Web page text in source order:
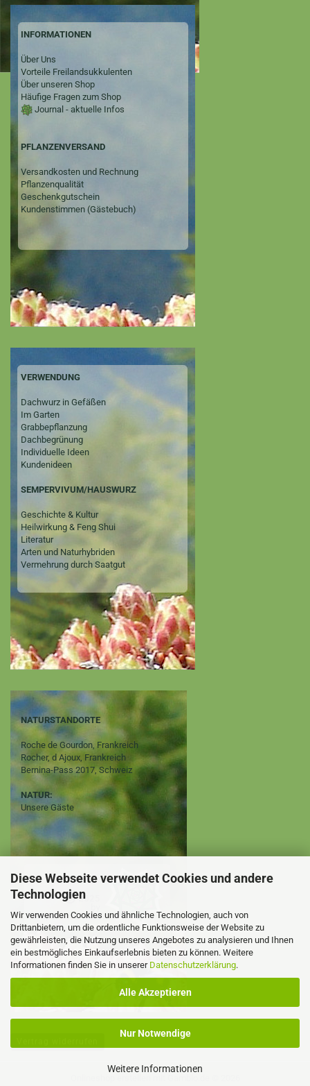
Diese Webseite verwendet Cookies und andere
Technologien
Wir verwenden Cookies und ähnliche Technologien, auch von
Drittanbietern, um die ordentliche Funktionsweise der Website zu
gewährleisten, die Nutzung unseres Angebotes zu analysieren und Ihnen
ein bestmögliches Einkaufserlebnis bieten zu können. Weitere
Informationen finden Sie in unserer Datenschutzerklärung.
Alle Akzeptieren
Nur Notwendige
Weitere Informationen
INFORMATIONEN
Über Uns
Vorteile Freilandsukkulenten
Über unseren Shop
Häufige Fragen zum Shop
Journal - aktuelle Infos
PFLANZENVERSAND
Versandkosten und Rechnung
Pflanzenqualität
Geschenkgutschein
Kundenstimmen (Gästebuch)
VERWENDUNG
Dachwurz in Gefäßen
Im Garten
Grabbepflanzung
Dachbegrünung
Individuelle Ideen
Kundenideen
SEMPERVIVUM/HAUSWURZ
Geschichte & Kultur
Heilwirkung & Feng Shui
Literatur
Arten und Naturhybriden
Vermehrung durch Saatgut
NATURSTANDORTE
Roche de Gourdon, Frankreich
Rocher, d Ajoux, Frankreich
Bernina-Pass 2017, Schweiz
NATUR:
Unsere Gäste